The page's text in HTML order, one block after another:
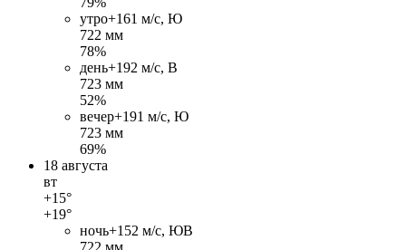
утро+161 м/c, Ю
722 мм
78%
день+192 м/c, В
723 мм
52%
вечер+191 м/c, Ю
723 мм
69%
18 августа
вт
+15°
+19°
ночь+152 м/c, ЮВ
722 мм